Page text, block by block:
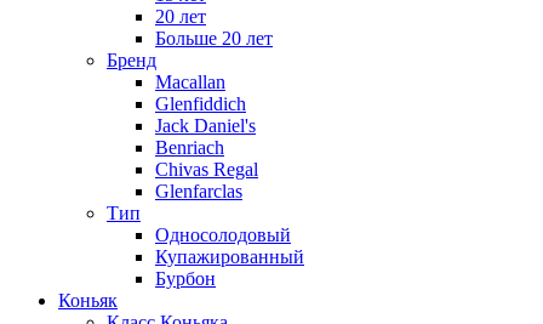
20 лет
Больше 20 лет
Бренд
Macallan
Glenfiddich
Jack Daniel's
Benriach
Chivas Regal
Glenfarclas
Тип
Односолодовый
Купажированный
Бурбон
Коньяк